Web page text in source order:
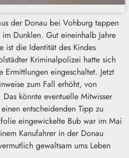
der Donau bei Vohburg tappen
Dunklen. Gut eineinhalb Jahre
ist die Identität des Kindes
Kriminalpolizei hatte sich
eingeschaltet. Jetzt
zum Fall erhöht, von
könnte eventuelle Mitwisser
entscheidenden Tipp zu
eingewickelte Bub war im Mai
Kanufahrer in der Donau
gewaltsam ums Leben